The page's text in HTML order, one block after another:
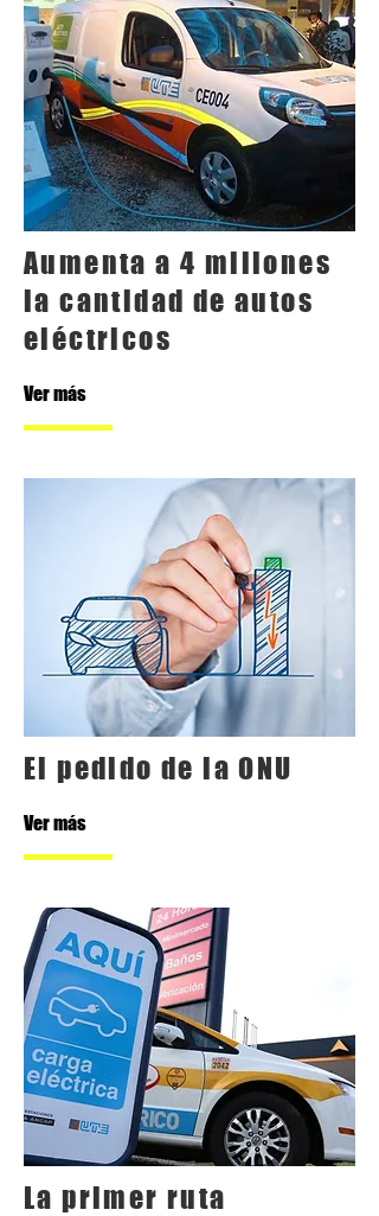
Aumenta a 4 millones
la cantidad de autos
eléctricos
Ver más
El pedido de la ONU
Ver más
La primer ruta